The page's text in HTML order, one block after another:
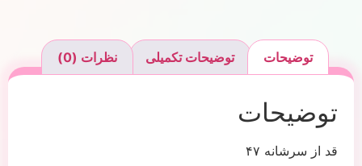
توضیحات توضیحات تکمیلی نظرات (0)
توضیحات
قد از سرشانه ۴۷